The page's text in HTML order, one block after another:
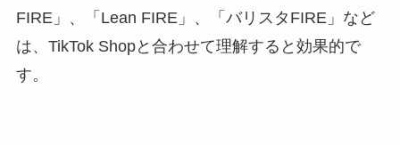
FIRE」、「Lean FIRE」、「バリスタFIRE」など
は、TikTok Shopと合わせて理解すると効果的で
す。